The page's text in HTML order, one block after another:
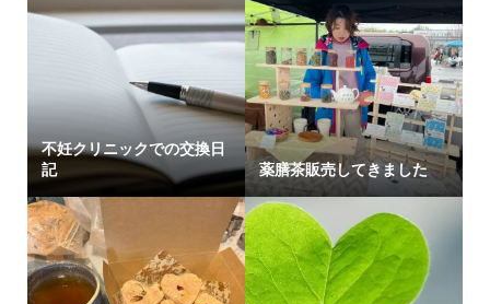
不妊クリニックでの交換日
記
薬膳茶販売してきました